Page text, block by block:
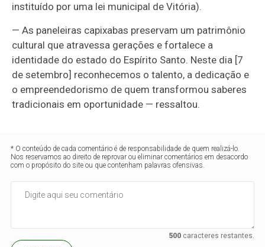
instituído por uma lei municipal de Vitória).
— As paneleiras capixabas preservam um patrimônio
cultural que atravessa gerações e fortalece a
identidade do estado do Espírito Santo. Neste dia [7
de setembro] reconhecemos o talento, a dedicação e
o empreendedorismo de quem transformou saberes
tradicionais em oportunidade — ressaltou.
* O conteúdo de cada comentário é de responsabilidade de quem realizá-lo.
Nos reservamos ao direito de reprovar ou eliminar comentários em desacordo
com o propósito do site ou que contenham palavras ofensivas.
500caracteres restantes.